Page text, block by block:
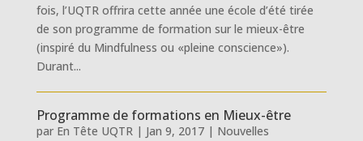
fois, l’UQTR offrira cette année une école d’été tirée
de son programme de formation sur le mieux-être
(inspiré du Mindfulness ou «pleine conscience»).
Durant...
Programme de formations en Mieux-être
par En Tête UQTR| Jan 9, 2017| Nouvelles